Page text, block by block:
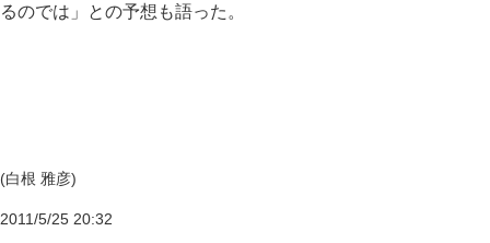
るのでは」との予想も語った。
(白根 雅彦)
2011/5/25 20:32